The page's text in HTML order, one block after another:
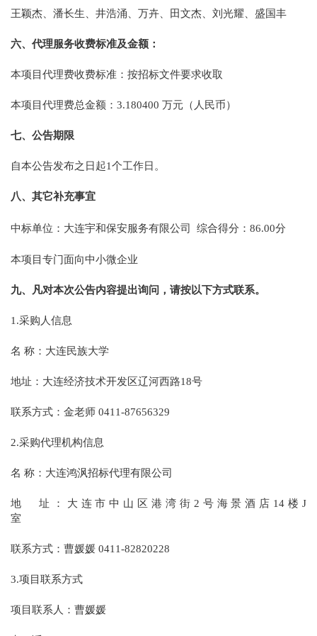
王颖杰、潘长生、井浩涌、万卉、田文杰、刘光耀、盛国丰
六、代理服务收费标准及金额：
本项目代理费收费标准：按招标文件要求收取
本项目代理费总金额：3.180400 万元（人民币）
七、公告期限
自本公告发布之日起1个工作日。
八、其它补充事宜
中标单位：大连宇和保安服务有限公司 综合得分：86.00分
本项目专门面向中小微企业
九、凡对本次公告内容提出询问，请按以下方式联系。
1.采购人信息
名 称：大连民族大学
地址：大连经济技术开发区辽河西路18号
联系方式：金老师 0411-87656329
2.采购代理机构信息
名 称：大连鸿沨招标代理有限公司
地 址：大连市中山区港湾街2号海景酒店14楼J
室
联系方式：曹媛媛 0411-82820228
3.项目联系方式
项目联系人：曹媛媛